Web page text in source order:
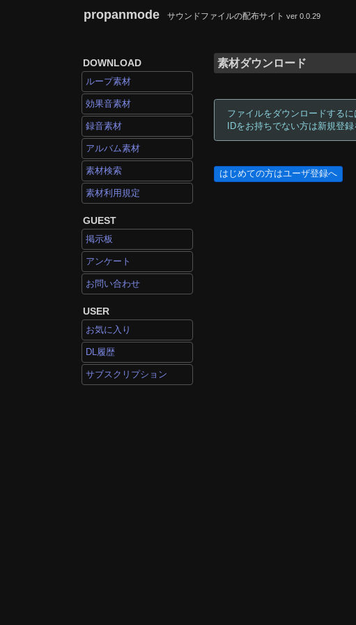
propanmode サウンドファイルの配布サイト ver 0.0.29
DOWNLOAD
ループ素材
効果音素材
録音素材
アルバム素材
素材検索
素材利用規定
GUEST
掲示板
アンケート
お問い合わせ
USER
お気に入り
DL履歴
サブスクリプション
素材ダウンロード
ファイルをダウンロードする
IDをお持ちでない方は新規登
はじめての方はユーザ登録へ